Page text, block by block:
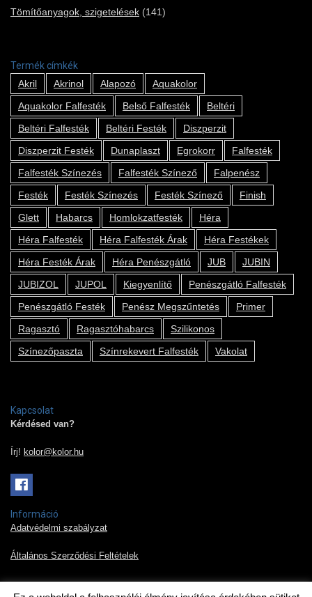
Tömítőanyagok, szigetelések (141)
Termék címkék
Akril
Akrinol Alapozó
Aquakolor
Aquakolor Falfesték
Belső Falfesték
Beltéri
Beltéri Falfesték
Beltéri Festék
Diszperzit
Diszperzit Festék
Dunaplaszt Egrokorr
Falfesték
Falfesték Színezés
Falfesték Színező
Falpenész
Festék
Festék Színezés Festék Színező
Finish
Glett
Habarcs Homlokzatfesték
Héra
Héra Falfesték
Héra Falfesték Árak
Héra Festékek
Héra Festék Árak
Héra Penészgátló JUB
JUBIN
JUBIZOL
JUPOL Kiegyenlítő
Penészgátló Falfesték
Penészgátló Festék
Penész Megszűntetés
Primer
Ragasztó
Ragasztóhabarcs
Szilikonos
Színezőpaszta
Színrekevert Falfesték Vakolat
Kapcsolat
Kérdésed van?
Írj! kolor@kolor.hu
Információ
Adatvédelmi szabályzat
Általános Szerződési Feltételek